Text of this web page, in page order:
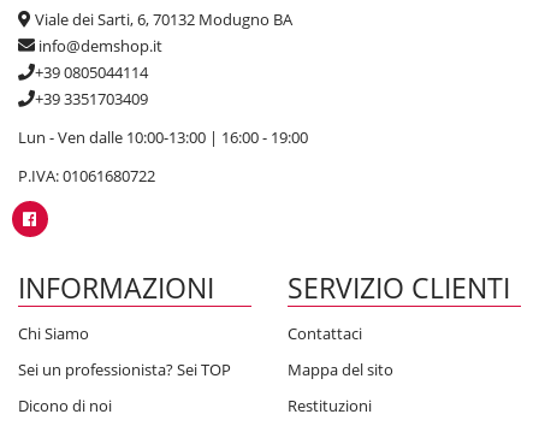
Viale dei Sarti, 6, 70132 Modugno BA
info@demshop.it
+39 0805044114
+39 3351703409
Lun - Ven dalle 10:00-13:00 | 16:00 - 19:00
P.IVA: 01061680722
INFORMAZIONI
Chi Siamo
Sei un professionista? Sei TOP
Dicono di noi
SERVIZIO CLIENTI
Contattaci
Mappa del sito
Restituzioni